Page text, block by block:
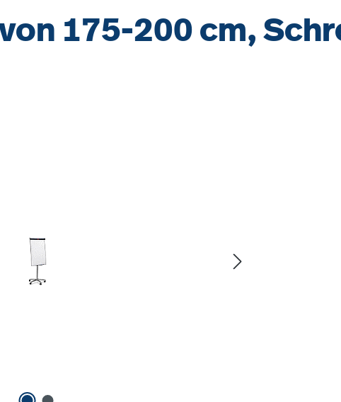
175-200 cm,